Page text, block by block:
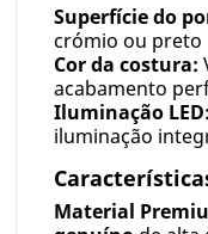
Superfície do
crómio ou preto
Cor da costura:
acabamento
Iluminação LED:
iluminação
Material